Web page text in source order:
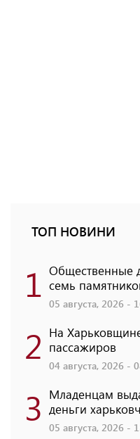
ТОП НОВИНИ
1 Общественные
семь
05 августа, 2026 -
2 На
пассажиров
04 августа, 2026 -
3 Младенцам
деньги
05 августа, 2026 -